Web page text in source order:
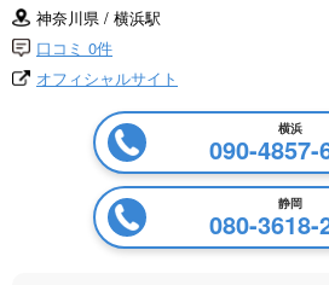
神奈川県 / 横浜駅
口コミ 0件
オフィシャルサイト
横浜
090-4857-
静岡
080-3618-